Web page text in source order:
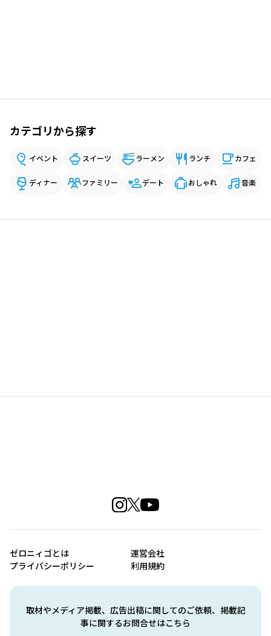
カテゴリから探す
イベント スイーツ ラーメン ランチ カフェ
ディナー ファミリー デート おしゃれ 音楽
取材やメディア掲載、広告出稿に関してのご依頼、掲載記
事に関するお問合せはこちら
ゼロニィゴとは
運営会社
プライバシーポリシー
利用規約